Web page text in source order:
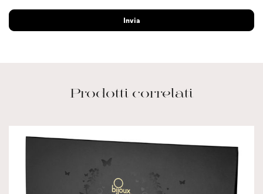
Prodotti correlati